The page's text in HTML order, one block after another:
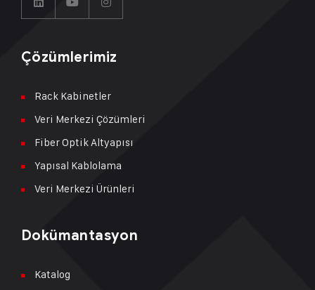
Çözümlerimiz
Rack Kabinetler
Veri Merkezi Çözümleri
Fiber Optik Altyapısı
Yapısal Kablolama
Veri Merkezi Ürünleri
Dokümantasyon
Katalog